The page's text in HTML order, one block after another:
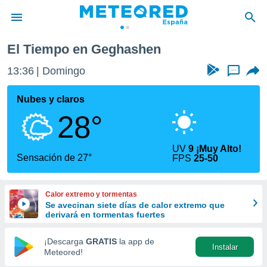
de
por
que se
calidad.
a este
las
y
forma
digital
basada
El Tiempo en Geghashen
13:36 Domingo ...
Nubes y claros
28°
Sensación de 27°
UV9 ¡Muy Alto!
FPS25-50
Calor extremo y tormentas
Se avecinan siete días de calor extremo que
derivará en tormentas fuertes
¡Descarga GRATIS la app de
Meteored!
Instalar